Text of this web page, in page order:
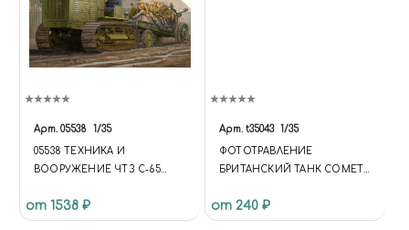
Арт. 05538 1/35
05538 ТЕХНИКА И
ВООРУЖЕНИЕ ЧТЗ С-65
от 1538 ₽
Арт. t35043 1/35
ФОТОТРАВЛЕНИЕ
БРИТАНСКИЙ ТАНК COMET
от 240 ₽